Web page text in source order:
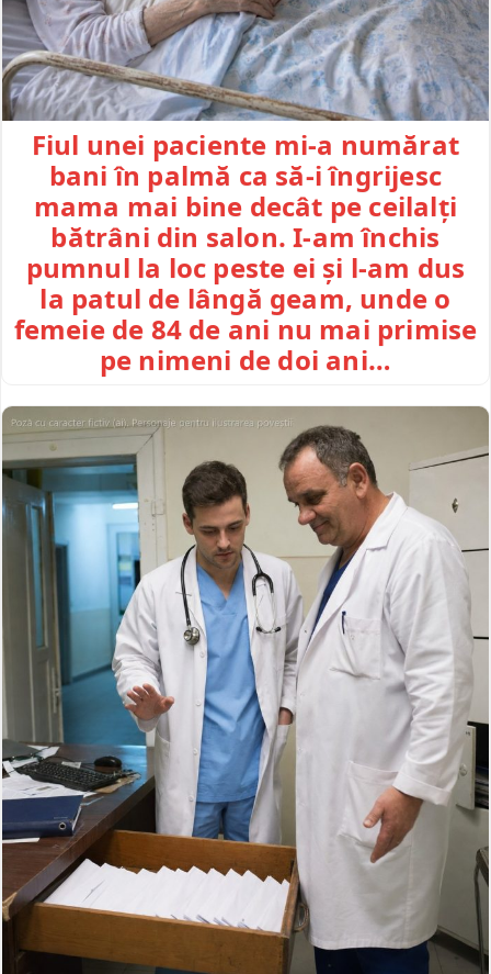
Fiul unei paciente mi-a numărat
bani în palmă ca să-i îngrijesc
mama mai bine decât pe ceilalți
bătrâni din salon. I-am închis
pumnul la loc peste ei și l-am dus
la patul de lângă geam, unde o
femeie de 84 de ani nu mai primise
pe nimeni de doi ani…